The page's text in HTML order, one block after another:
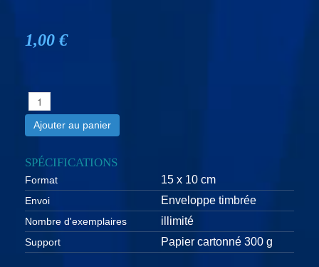
1,00 €
Ajouter au panier
SPÉCIFICATIONS
Format 15 x 10 cm
Envoi Enveloppe timbrée
Nombre d'exemplaires illimité
Support Papier cartonné 300 g